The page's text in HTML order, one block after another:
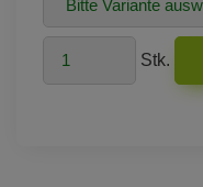
Stk.